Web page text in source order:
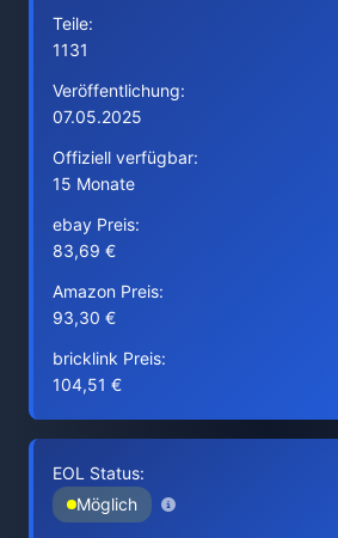
Teile:
1131
Veröffentlichung:
07.05.2025
Offiziell verfügbar:
15 Monate
ebay Preis:
83,69 €
Amazon Preis:
93,30 €
bricklink Preis:
104,51 €
EOL Status:
Möglich